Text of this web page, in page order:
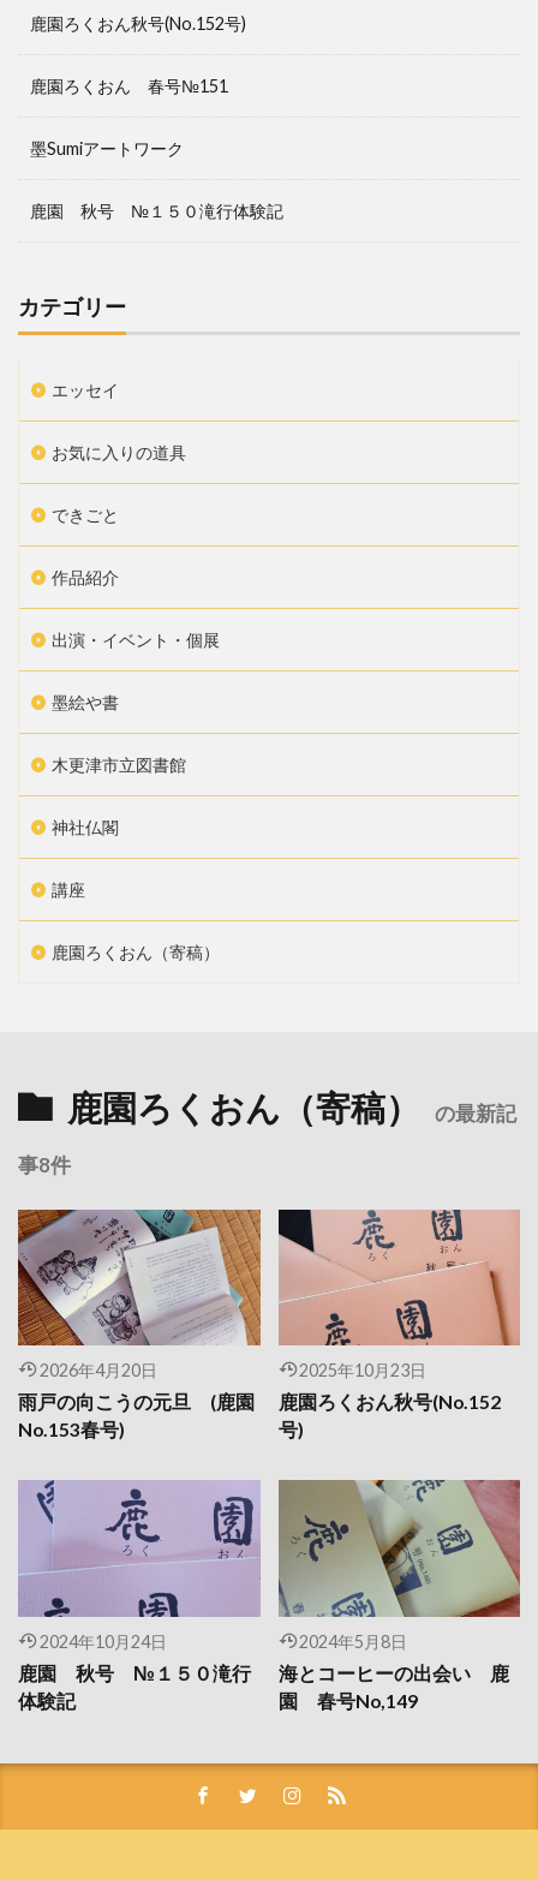
鹿園ろくおん秋号(No.152号)
鹿園ろくおん 春号№151
墨Sumiアートワーク
鹿園 秋号 №１５０滝行体験記
カテゴリー
エッセイ
お気に入りの道具
できごと
作品紹介
出演・イベント・個展
墨絵や書
木更津市立図書館
神社仏閣
講座
鹿園ろくおん（寄稿）
鹿園ろくおん（寄稿） の最新記
事8件
2026年4月20日
雨戸の向こうの元旦 (鹿園
No.153春号)
2025年10月23日
鹿園ろくおん秋号(No.152
号)
2024年10月24日
鹿園 秋号 №１５０滝行
体験記
2024年5月8日
海とコーヒーの出会い 鹿
園 春号No,149